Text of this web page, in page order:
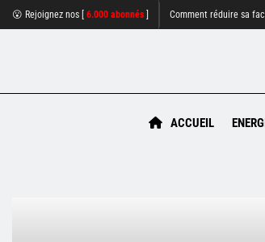
😮 Rejoignez nos [ 6.000 abonnés Comment réduire sa
ACCUEIL